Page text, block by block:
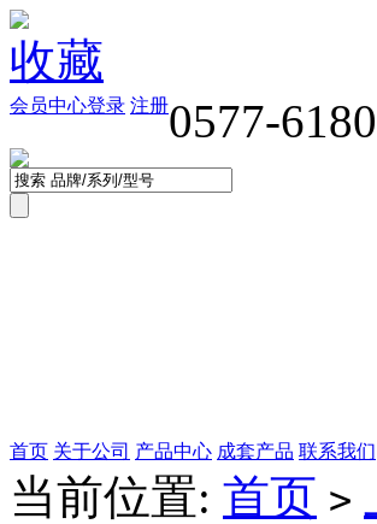
收藏
0577-
登录 注册
会员中心
首页 关于公司 产品中心 成套产品 联系我们
当前位置: 首页 >